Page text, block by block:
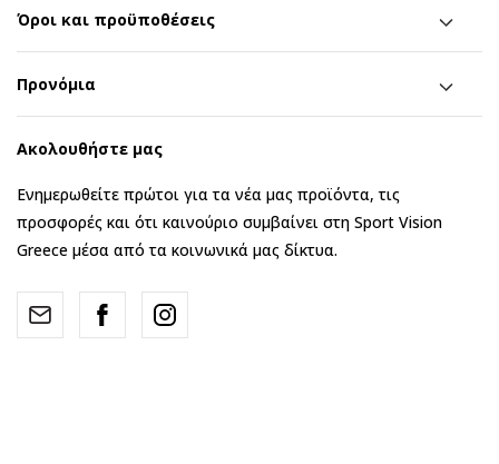
Όροι και προϋποθέσεις
Προνόμια
Ακολουθήστε μας
Ενημερωθείτε πρώτοι για τα νέα μας προϊόντα, τις
προσφορές και ότι καινούριο συμβαίνει στη Sport Vision
Greece μέσα από τα κοινωνικά μας δίκτυα.